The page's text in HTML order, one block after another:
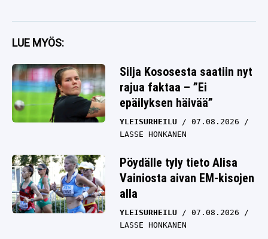
LUE MYÖS:
Silja Kososesta saatiin nyt
rajua faktaa – ”Ei
epäilyksen häivää”
YLEISURHEILU
07.08.2026
LASSE HONKANEN
Pöydälle tyly tieto Alisa
Vainiosta aivan EM-kisojen
alla
YLEISURHEILU
07.08.2026
LASSE HONKANEN